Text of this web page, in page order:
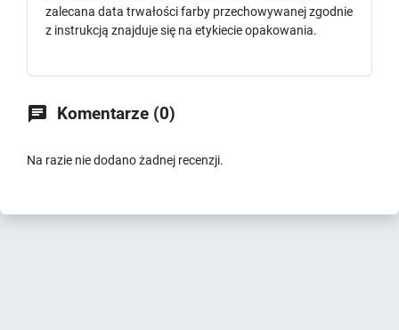
zalecana data trwałości farby przechowywanej zgodnie
z instrukcją znajduje się na etykiecie opakowania.
 Komentarze (0)
Na razie nie dodano żadnej recenzji.